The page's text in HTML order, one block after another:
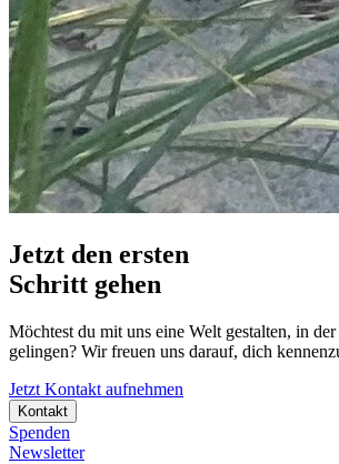
Jetzt den ersten
Schritt gehen
Möchtest du mit uns eine Welt gestalten, in
gelingen? Wir freuen uns darauf, dich
Jetzt Kontakt aufnehmen
Kontakt
Spenden
Newsletter